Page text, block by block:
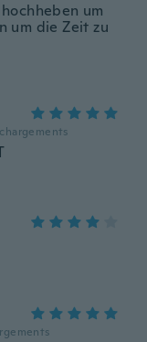
um
um die Zeit zu
chargements